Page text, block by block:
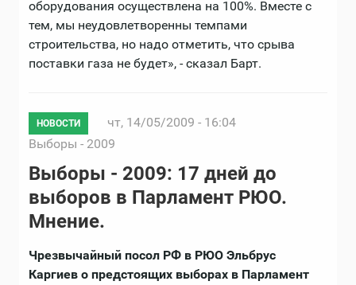
оборудования осуществлена на 100%. Вместе с
тем, мы неудовлетворенны темпами
строительства, но надо отметить, что срыва
поставки газа не будет», - сказал Барт.
НОВОСТИ
чт, 14/05/2009 - 16:04
Выборы - 2009
Выборы - 2009: 17 дней до
выборов в Парламент РЮО.
Мнение.
Чрезвычайный посол РФ в РЮО Эльбрус
Каргиев о предстоящих выборах в Парламент